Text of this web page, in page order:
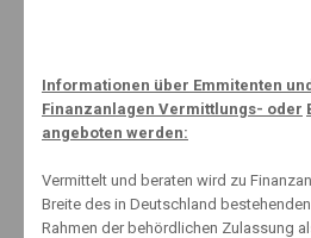
24. Januar 2020
Von wegen, das übernimmt meine
21. Juni 2013
Informationen über Emmitenten
Finanzanlagen Vermittlungs- oder
angeboten werden:
Vermittelt und beraten wird zu
Breite des in Deutschland
Rahmen der behördlichen Zulassung